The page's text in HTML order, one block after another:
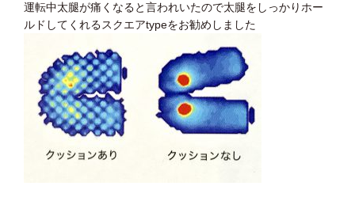
運転中太腿が痛くなると言われいたので太腿をしっかりホー
ルドしてくれるスクエアtypeをお勧めしました